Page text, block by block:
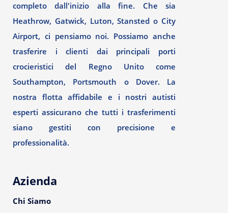
completo dall'inizio alla fine. Che sia
Heathrow, Gatwick, Luton, Stansted o City
Airport, ci pensiamo noi. Possiamo anche
trasferire i clienti dai principali porti
crocieristici del Regno Unito come
Southampton, Portsmouth o Dover. La
nostra flotta affidabile e i nostri autisti
esperti assicurano che tutti i trasferimenti
siano gestiti con precisione e
professionalità.
Azienda
Chi Siamo